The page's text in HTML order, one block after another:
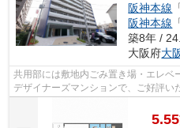
阪神本線
阪神本線
築8年 /
大阪府大
共用部には敷地内ごみ置き場・エレベ
デザイナーズマンションで、ご好評い
ン。タイルが張られているきれいな外
5.55